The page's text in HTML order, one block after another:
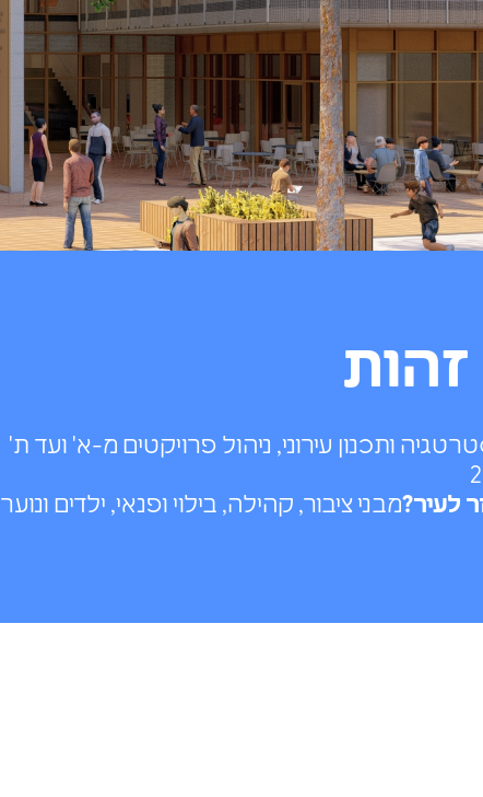
ותכנון עירוני, ניהול פרויקטים מ-א' ועד ת'
לעיר?מבני ציבור, קהילה, בילוי ופנאי, ילדים ונוער